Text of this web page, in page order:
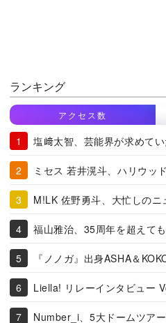
ランキング
アクセス数
塩﨑太智、芸能界が求めてい
ミセス 若井滉斗、ハリウッ
M!LK 佐野勇斗、大忙しのニ
福山雅治、35周年を超えて
『ノノガ』出身ASHA＆
Liella! リレーインタビュー
Number_i、5大ドームツア